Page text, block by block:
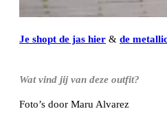
Je shopt de jas hier & de
Wat vind jij van deze outfit?
Foto’s door Maru Alvarez